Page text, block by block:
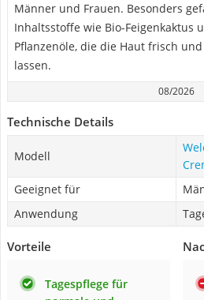
Männer und Frauen. Besonders
Inhaltsstoffe wie Bio-Feigenkaktus
Pflanzenöle, die die Haut frisch
lassen.
08/2026
Technische Details
Modell
Geeignet für
Anwendung
Vorteile
Tagespflege für